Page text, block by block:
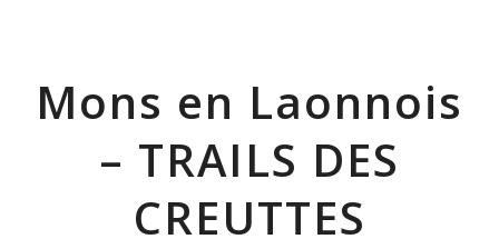
Mons en Laonnois
– TRAILS DES
CREUTTES